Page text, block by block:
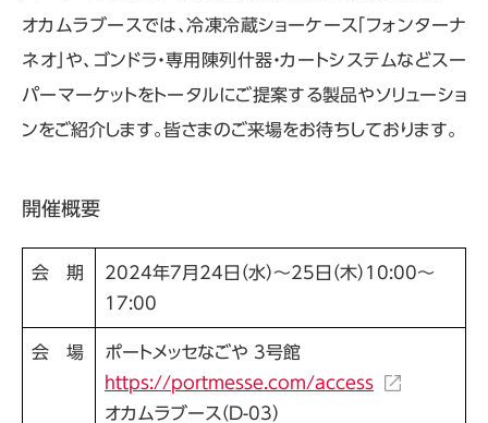
オカムラブースでは、冷凍冷蔵ショーケース「フォンターナ
ネオ」や、ゴンドラ・専用陳列什器・カートシステムなどスー
パーマーケットをトータルにご提案する製品やソリューショ
ンをご紹介します。皆さまのご来場をお待ちしております。
開催概要
会 期
2024年7月24日（水）～25日（木）10:00～
17:00
会 場
ポートメッセなごや 3号館
https://portmesse.com/access
オカムラブース（D-03）